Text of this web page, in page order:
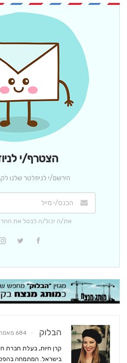
הצטרף/י
הירשם/י לניוזלטר שלנו
את/ה יכול/ה לבטל את
הבלוק 684 מאמרים
קרן חיות, בעלת חברת
בישראל. המתמחה